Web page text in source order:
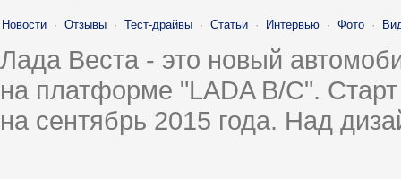
Новости · Отзывы · Тест-драйвы · Статьи · Интервью · Фото ·
Лада Веста - это новый
на платформе "LADA B/C".
на сентябрь 2015 года. Над